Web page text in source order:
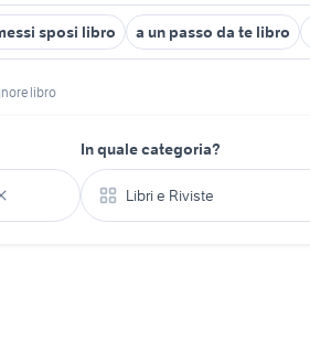
sposi libro a un passo da te libro
libro
In quale categoria?
Libri e Riviste